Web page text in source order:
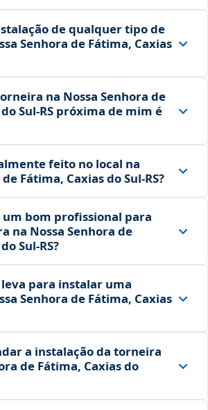
de qualquer tipo de
Senhora de Fátima, Caxias
na Nossa Senhora de
Sul‑RS próxima de mim é
feito no local na
Fátima, Caxias do Sul‑RS?
um bom profissional para
na Nossa Senhora de
Sul‑RS?
para instalar uma
Senhora de Fátima, Caxias
a instalação da torneira
de Fátima, Caxias do